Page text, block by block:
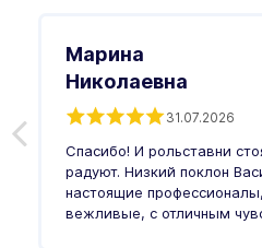
Марина
Николаевна
31.07.2026
Спасибо! И рольставни
радуют. Низкий поклон
настоящие
вежливые, с отличным